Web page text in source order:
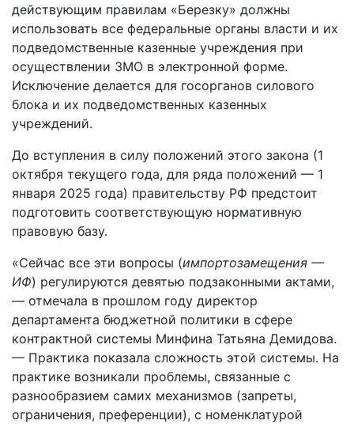
действующим правилам «Березку» должны
использовать все федеральные органы власти и их
подведомственные казенные учреждения при
осуществлении ЗМО в электронной форме.
Исключение делается для госорганов силового
блока и их подведомственных казенных
учреждений.
До вступления в силу положений этого закона (1
октября текущего года, для ряда положений — 1
января 2025 года) правительству РФ предстоит
подготовить соответствующую нормативную
правовую базу.
«Сейчас все эти вопросы (импортозамещения —
ИФ) регулируются девятью подзаконными актами,
— отмечала в прошлом году директор
департамента бюджетной политики в сфере
контрактной системы Минфина Татьяна Демидова.
— Практика показала сложность этой системы. На
практике возникали проблемы, связанные с
разнообразием самих механизмов (запреты,
ограничения, преференции), с номенклатурой